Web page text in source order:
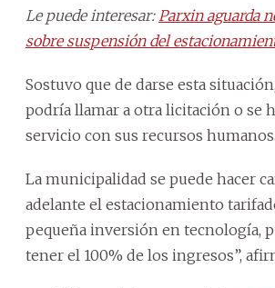
Le puede interesar: Parxin aguarda
sobre suspensión del
Sostuvo que de darse esta
podría llamar a otra licitación o se
servicio con sus recursos humanos.
La municipalidad se puede hacer
adelante el estacionamiento
pequeña inversión en tecnología,
tener el 100% de los ingresos”,